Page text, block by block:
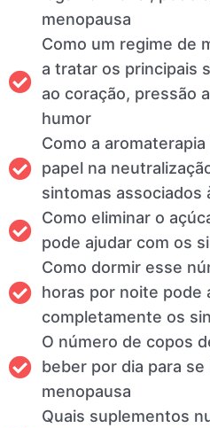
menopausa
Como um regime de
a tratar os principais
ao coração, pressão
humor
Como a
papel na
sintomas associados
Como eliminar o
pode ajudar com os
Como dormir esse
horas por noite pode
completamente os
O número de copos
beber por dia para
menopausa
Quais suplementos